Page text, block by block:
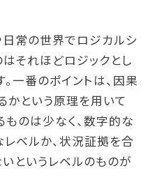
日常の世界でロジカルシ
それほどロジックとし
一番のポイントは、因果
かという原理を用いて
のは少なく、数字的な
ベルか、状況証拠を合
というレベルのものが